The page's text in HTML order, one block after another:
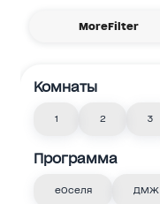
MoreFilter
Комнаты
1 2 3
Программа
еОселя ДМЖ